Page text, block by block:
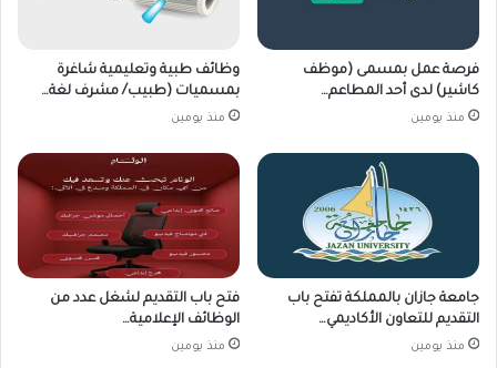
فرصة عمل بمسمى (موظف
كاشير) لدى أحد المطاعم…
منذ يومين
وظائف طبية وتعليمية شاغرة
بمسميات (طبيب/ مشرف لغة…
منذ يومين
جامعة جازان بالمملكة تفتح باب
التقديم للتعاون الأكاديمي…
منذ يومين
فتح باب التقديم لشغل عدد من
الوظائف الإعلامية…
منذ يومين